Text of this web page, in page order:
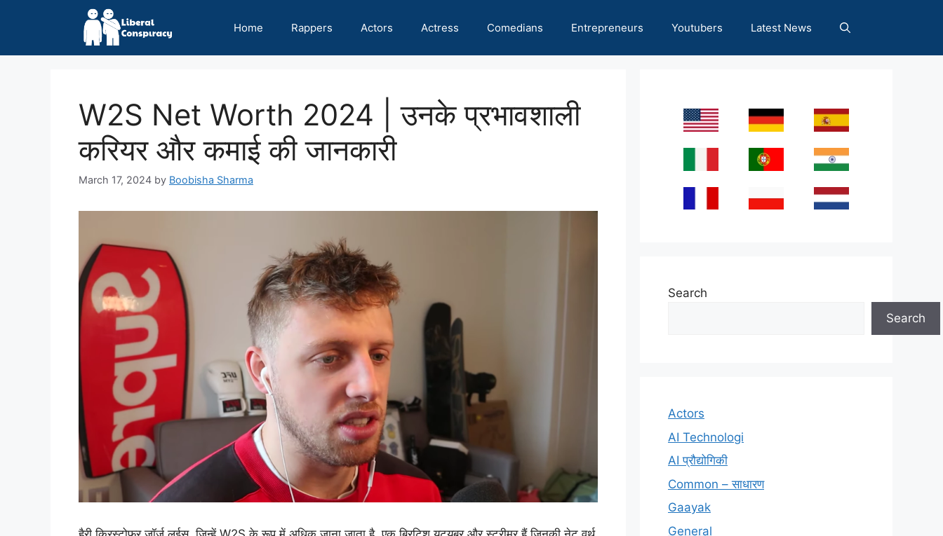
Home Rappers Actors Actress Comedians Entrepreneurs Youtubers Latest News
W2S Net Worth 2024 | उनके प्रभावशाली
करियर और कमाई की जानकारी
March 17, 2024 by Boobisha Sharma
Search
Search
Actors
AI Technologi
AI प्रौद्योगिकी
Common – साधारण
Gaayak
General